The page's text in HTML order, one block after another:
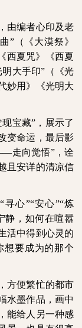
由编者心印及老
”（《大漠祭》
西夏咒》《西夏
大手印”（《光
妙用》《光明大
宝藏”，展示了
变命运，最后影
走向觉悟”，诠
且安详的清凉信
心”“安心”“炼
静，如何在喧嚣
活中得到心灵的
想要成为的那个
方便繁忙的都市
水墨作品，画中
能给人另一种感